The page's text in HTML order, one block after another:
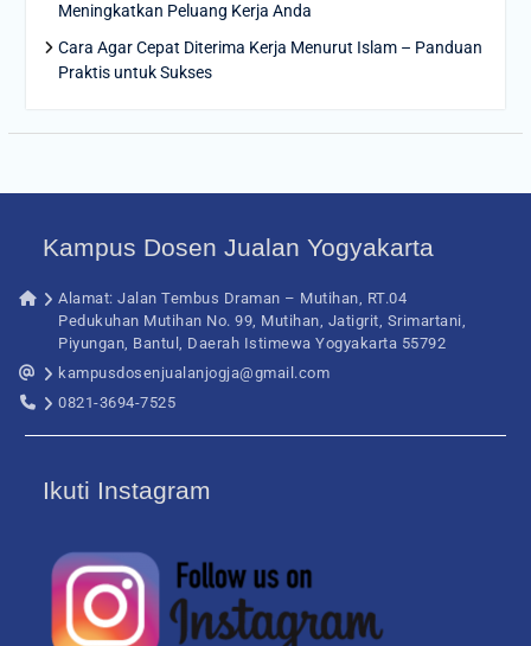
Meningkatkan Peluang Kerja Anda
Cara Agar Cepat Diterima Kerja Menurut Islam – Panduan
Praktis untuk Sukses
Kampus Dosen Jualan Yogyakarta
Alamat: Jalan Tembus Draman – Mutihan, RT.04
Pedukuhan Mutihan No. 99, Mutihan, Jatigrit, Srimartani,
Piyungan, Bantul, Daerah Istimewa Yogyakarta 55792
kampusdosenjualanjogja@gmail.com
0821-3694-7525
Ikuti Instagram